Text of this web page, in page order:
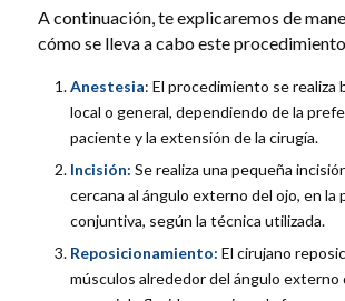
A continuación, te explicaremos de
cómo se lleva a cabo este
Anestesia: El procedimiento se realiza
local o general, dependiendo de la
paciente y la extensión de la cirugía.
Incisión: Se realiza una pequeña
cercana al ángulo externo del ojo, en la
conjuntiva, según la técnica utilizada.
Reposicionamiento: El cirujano
músculos alrededor del ángulo externo